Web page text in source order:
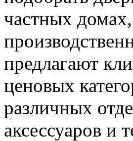
частных
предлагают
ценовых
различных
аксессуаров и